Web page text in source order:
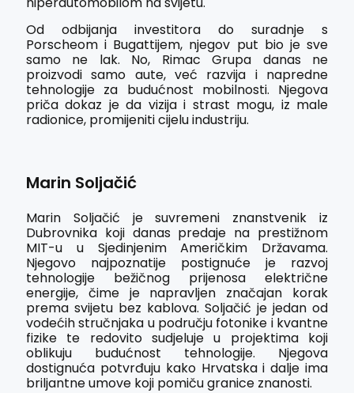
Od odbijanja investitora do suradnje s
Porscheom i Bugattijem, njegov put bio je sve
samo ne lak. No, Rimac Grupa danas ne
proizvodi samo aute, već razvija i napredne
tehnologije za budućnost mobilnosti. Njegova
priča dokaz je da vizija i strast mogu, iz male
radionice, promijeniti cijelu industriju.
Marin Soljačić
Marin Soljačić je suvremeni znanstvenik iz
Dubrovnika koji danas predaje na prestižnom
MIT-u u Sjedinjenim Američkim Državama.
Njegovo najpoznatije postignuće je razvoj
tehnologije bežičnog prijenosa električne
energije, čime je napravljen značajan korak
prema svijetu bez kablova. Soljačić je jedan od
vodećih stručnjaka u području fotonike i kvantne
fizike te redovito sudjeluje u projektima koji
oblikuju budućnost tehnologije. Njegova
dostignuća potvrđuju kako Hrvatska i dalje ima
briljantne umove koji pomiču granice znanosti.